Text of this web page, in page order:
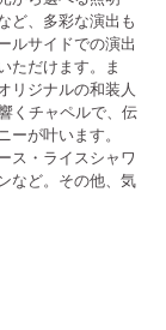
ど、多彩な演出も
ルサイドでの演出
ただけます。ま
リジナルの和装人
くチャペルで、伝
が叶います。
ス・ライスシャワ
など。その他、気